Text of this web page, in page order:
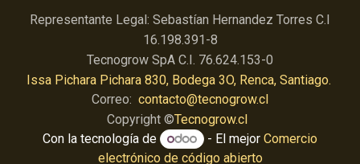
Representante Legal: Sebastían Hernandez Torres C.I
16.198.391-8
Tecnogrow SpA C.I. 76.624.153-0
Issa Pichara Pichara 830, Bodega 3O, Renca, Santiago.
Correo: contacto@tecnogrow.cl
Copyright ©Tecnogrow.cl
Con la tecnología de
- El mejor Comercio
electrónico de código abierto